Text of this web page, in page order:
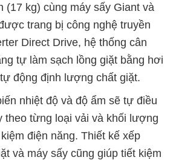
(17 kg) cùng máy sấy Giant và
trang bị công nghệ truyền
Direct Drive, hệ thống cân
tự làm sạch lồng giặt bằng hơi
động định lượng chất giặt.
nhiệt độ và độ ẩm sẽ tự điều
theo từng loại vải và khối lượng
điện năng. Thiết kế xếp
và máy sấy cũng giúp tiết kiệm